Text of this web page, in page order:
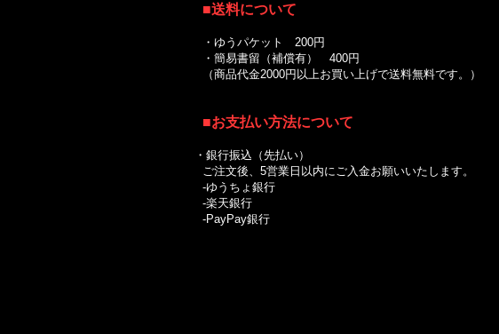
■送料について
・ゆうパケット 200円
・簡易書留（補償有） 400円
（商品代金2000円以上お買い上げで送料無料です。）
■お支払い方法について
・銀行振込（先払い）
ご注文後、5営業日以内にご入金お願いいたします。
-ゆうちょ銀行
-楽天銀行
-PayPay銀行